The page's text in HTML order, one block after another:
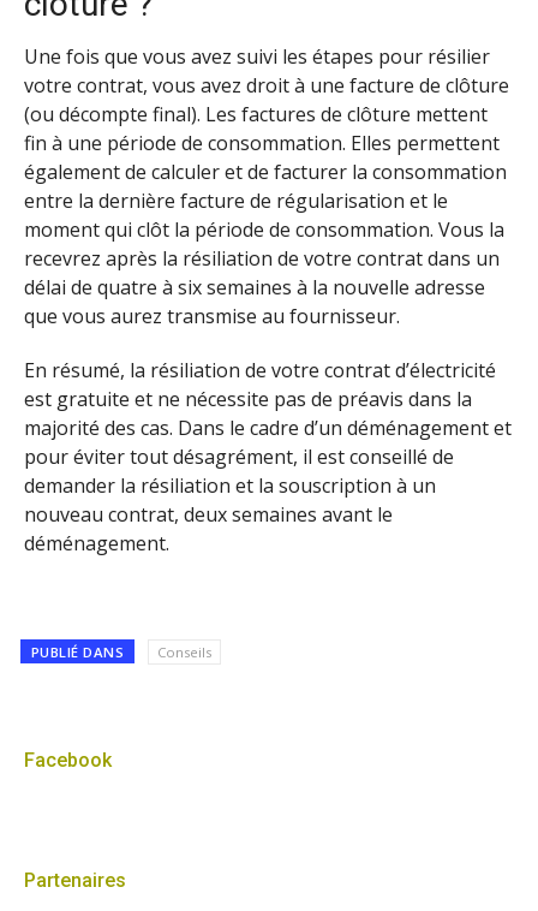
Une fois que vous avez suivi les étapes pour résilier
votre contrat, vous avez droit à une facture de clôture
(ou décompte final). Les factures de clôture mettent
fin à une période de consommation. Elles permettent
également de calculer et de facturer la consommation
entre la dernière facture de régularisation et le
moment qui clôt la période de consommation. Vous la
recevrez après la résiliation de votre contrat dans un
délai de quatre à six semaines à la nouvelle adresse
que vous aurez transmise au fournisseur.
En résumé, la résiliation de votre contrat d’électricité
est gratuite et ne nécessite pas de préavis dans la
majorité des cas. Dans le cadre d’un déménagement et
pour éviter tout désagrément, il est conseillé de
demander la résiliation et la souscription à un
nouveau contrat, deux semaines avant le
déménagement.
PUBLIÉ DANS Conseils
Facebook
Partenaires